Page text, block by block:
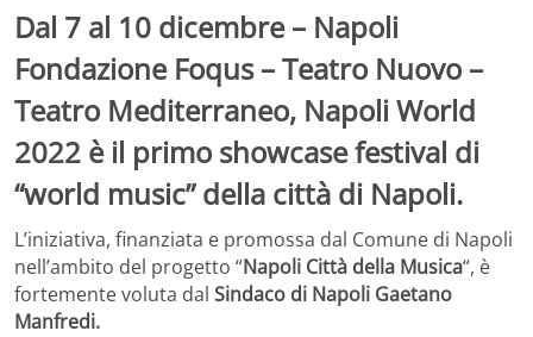
Dal 7 al 10 dicembre – Napoli
Fondazione Foqus – Teatro Nuovo –
Teatro Mediterraneo, Napoli World
2022 è il primo showcase festival di
“world music” della città di Napoli.
L’iniziativa, finanziata e promossa dal Comune di Napoli
nell’ambito del progetto “Napoli Città della Musica“, è
fortemente voluta dal Sindaco di Napoli Gaetano
Manfredi.